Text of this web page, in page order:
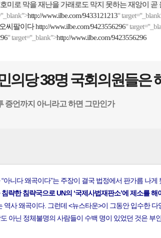
호미로 막을 재난을 가래로도 막지 못하는 재앙이 곧
http://www.ilbe.com/9433121213"
씨팔이다http://www.ilbe.com/9423556296"
" target="_blank">http://www.ilbe.com/9423556296
의당 38명 국회의원들은
증언까지 아니라고 하면 그만인가
아니다 왜곡이다”는 주장이 결국 법정에서 판가름 나게
략한 침략국으로 UN의 ‘국제사법재판소’에 제소를 해
역사 왜곡이다. 그런데 <뉴스타운>이 그동안 입수한 다
아닌 정체불명의 사람들이 수백 명이 있었던 것은 부